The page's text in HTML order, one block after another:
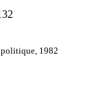
politique, 1982